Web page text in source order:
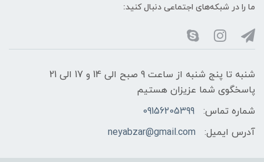
ما را در شبکه‌های اجتماعی دنبال کنید:
شنبه تا پنج شنبه از ساعت 9 صبح الی 14 و 17 الی 21
پاسخگوی شما عزیزان هستیم
شماره تماس:
09156205399
آدرس ایمیل:
neyabzar@gmail.com